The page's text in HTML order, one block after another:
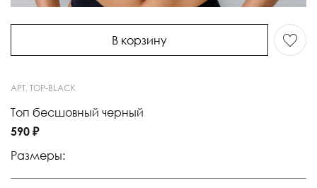
Топ бесшовный черный
590 ₽
Размеры:
АРТ. TOP-BLACK
В корзину